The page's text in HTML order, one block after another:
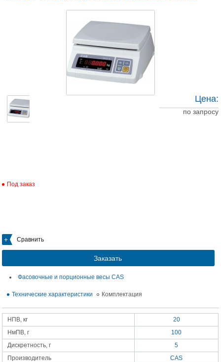
Под заказ
Сравнить
Заказать
Цена:
по запросу
Фасовочные и порционные весы CAS
Технические характеристики Комплектация
НПВ, кг
20
НмПВ, г
100
Дискретность, г
5
Производитель
CAS